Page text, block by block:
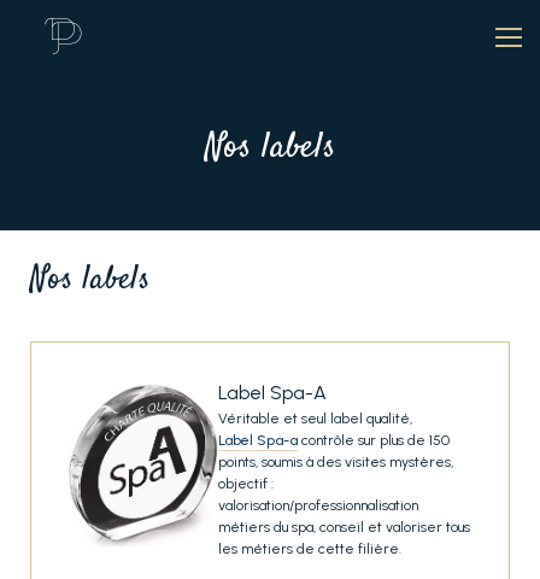
Nos labels
Nos labels
Label Spa-A
Véritable et seul label qualité,
Label Spa-a contrôle sur plus de 150
points, soumis à des visites mystères,
objectif :
valorisation/professionnalisation
métiers du spa, conseil et valoriser tous
les métiers de cette filière.